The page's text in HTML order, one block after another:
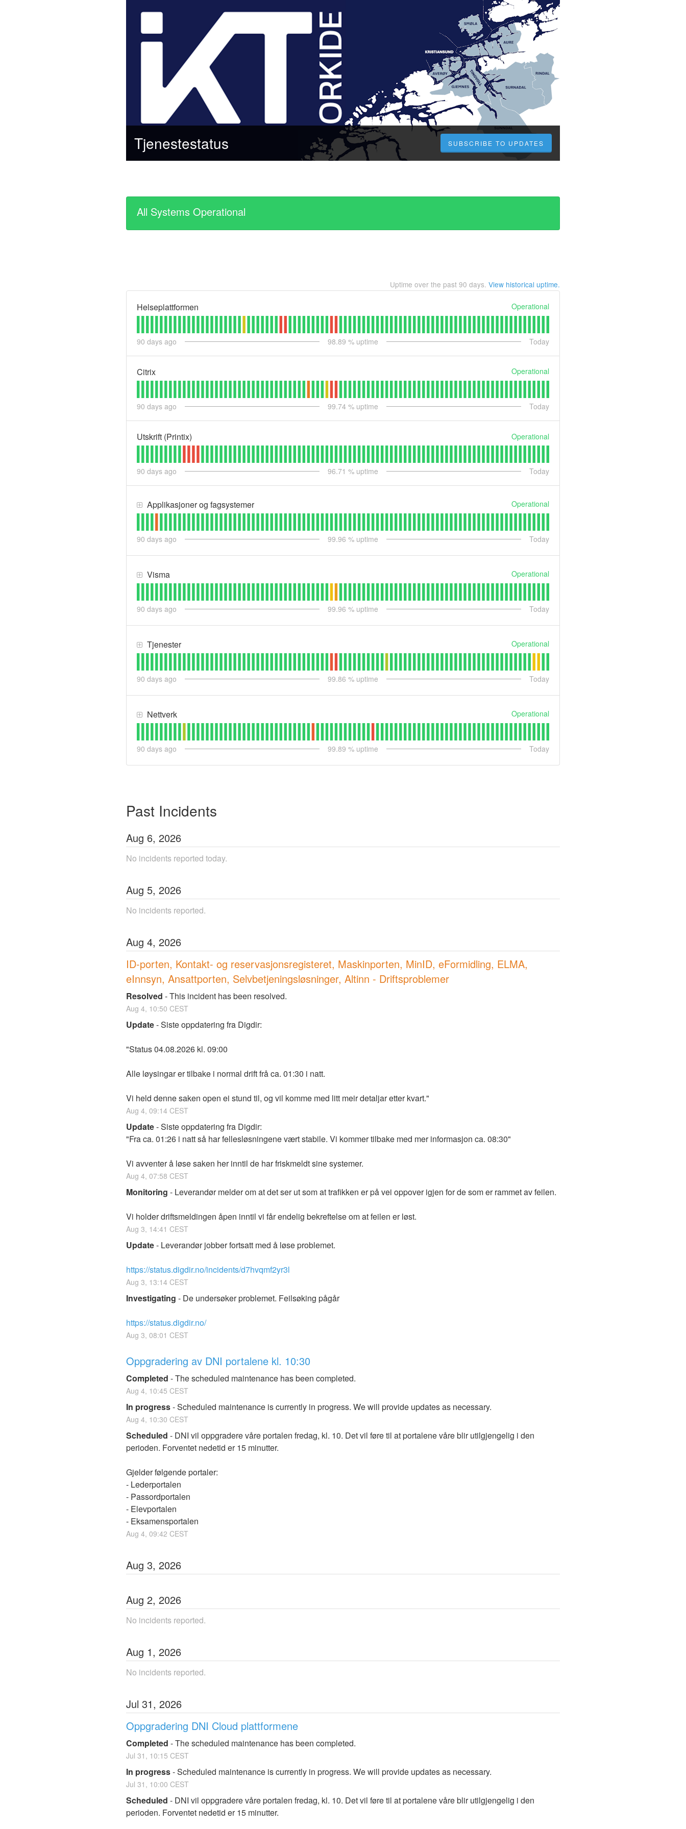
Tjenestestatus SUBSCRIBE TO UPDATES
All Systems Operational
Uptime over the past 90 days. View historical uptime.
Helseplattformen Operational
90 days ago 98.89 % uptime Today
Citrix Operational
90 days ago 99.74 % uptime Today
Utskrift (Printix) Operational
90 days ago 96.71 % uptime Today
Applikasjoner og fagsystemer Operational
90 days ago 99.96 % uptime Today
Visma Operational
90 days ago 99.96 % uptime Today
Tjenester Operational
90 days ago 99.86 % uptime Today
Nettverk Operational
90 days ago 99.89 % uptime Today
Past Incidents
Aug 6, 2026
No incidents reported today.
Aug 5, 2026
No incidents reported.
Aug 4, 2026
ID-porten, Kontakt- og reservasjonsregisteret, Maskinporten, MinID, eFormidling, ELMA,
eInnsyn, Ansattporten, Selvbetjeningsløsninger, Altinn - Driftsproblemer
Resolved -This incident has been resolved.
Aug 4, 10:50 CEST
Update-Siste oppdatering fra Digdir:
"Status 04.08.2026 kl. 09:00
Alle løysingar er tilbake i normal drift frå ca. 01:30 i natt.
Vi held denne saken open ei stund til, og vil komme med litt meir detaljar etter kvart."
Aug 4, 09:14 CEST
Update-Siste oppdatering fra Digdir:
"Fra ca. 01:26 i natt så har fellesløsningene vært stabile. Vi kommer tilbake med mer informasjon ca. 08:30"
Vi avventer å løse saken her inntil de har friskmeldt sine systemer.
Aug 4, 07:58 CEST
Monitoring - Leverandør melder om at det ser ut som at trafikken er på vei oppover igjen for de som er rammet av feilen.
Vi holder driftsmeldingen åpen inntil vi får endelig bekreftelse om at feilen er løst.
Aug 3, 14:41 CEST
Update- Leverandør jobber fortsatt med å løse problemet.
https://status.digdir.no/incidents/d7hvqmf2yr3l
Aug 3, 13:14 CEST
Investigating - De undersøker problemet. Feilsøking pågår
https://status.digdir.no/
Aug 3, 08:01 CEST
Oppgradering av DNI portalene kl. 10:30
Completed -The scheduled maintenance has been completed.
Aug 4, 10:45 CEST
In progress-Scheduled maintenance is currently in progress. We will provide updates as necessary.
Aug 4, 10:30 CEST
Scheduled - DNI vil oppgradere våre portalen fredag, kl. 10. Det vil føre til at portalene våre blir utilgjengelig i den
perioden. Forventet nedetid er 15 minutter.
Gjelder følgende portaler:
- Lederportalen
- Passordportalen
- Elevportalen
- Eksamensportalen
Aug 4, 09:42 CEST
Aug 3, 2026
Aug 2, 2026
No incidents reported.
Aug 1, 2026
No incidents reported.
Jul 31, 2026
Oppgradering DNI Cloud plattformene
Completed -The scheduled maintenance has been completed.
Jul 31 , 10:15 CEST
In progress-Scheduled maintenance is currently in progress. We will provide updates as necessary.
Jul 31 , 10:00 CEST
Scheduled - DNI vil oppgradere våre portalen fredag, kl. 10. Det vil føre til at portalene våre blir utilgjengelig i den
perioden. Forventet nedetid er 15 minutter.